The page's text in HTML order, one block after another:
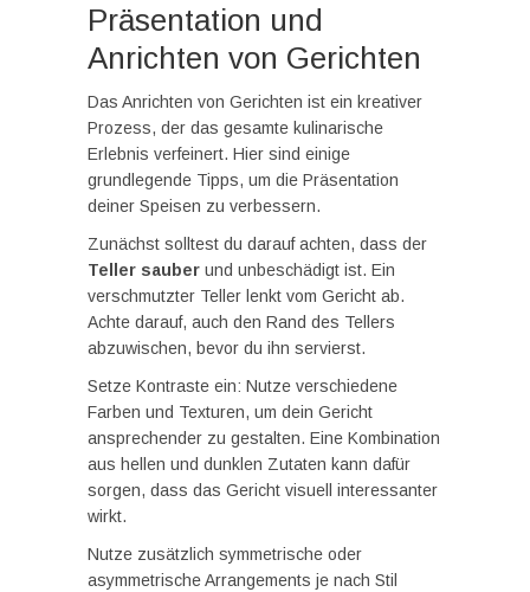
Präsentation und
Anrichten von Gerichten
Das Anrichten von Gerichten ist ein kreativer
Prozess, der das gesamte kulinarische
Erlebnis verfeinert. Hier sind einige
grundlegende Tipps, um die Präsentation
deiner Speisen zu verbessern.
Zunächst solltest du darauf achten, dass der
Teller sauber und unbeschädigt ist. Ein
verschmutzter Teller lenkt vom Gericht ab.
Achte darauf, auch den Rand des Tellers
abzuwischen, bevor du ihn servierst.
Setze Kontraste ein: Nutze verschiedene
Farben und Texturen, um dein Gericht
ansprechender zu gestalten. Eine Kombination
aus hellen und dunklen Zutaten kann dafür
sorgen, dass das Gericht visuell interessanter
wirkt.
Nutze zusätzlich symmetrische oder
asymmetrische Arrangements je nach Stil